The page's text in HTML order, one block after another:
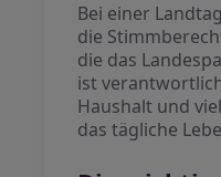
Bei einer
die
die das
ist
Haushalt und
das tägliche